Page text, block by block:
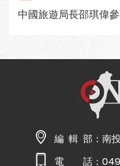
中國旅遊局長邵琪偉
編 輯 部： 南
電 話：